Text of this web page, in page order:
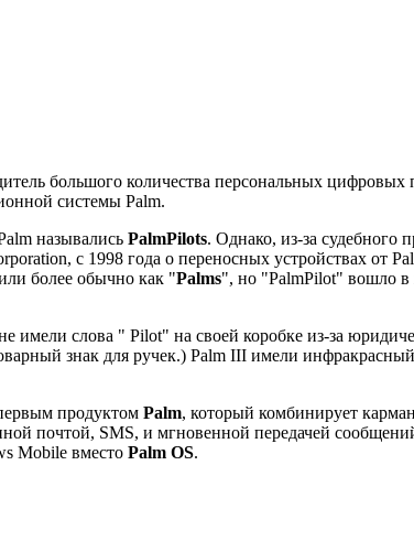
большого количества персональных
системы Palm.
назывались PalmPilots. Однако, из-за судебного
с 1998 года о переносных устройствах от
более обычно как "Palms", но "PalmPilot" вошло в
имели слова " Pilot" на своей коробке из-за
знак для ручек.) Pаlm III имели
продуктом Pаlm, который комбинирует
почтой, SMS, и мгновенной передачей
Mobile вместо Palm OS.